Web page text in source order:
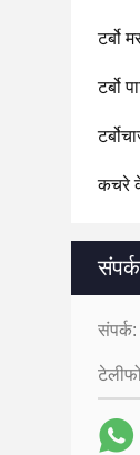
टर्बो
टर्बो
कचरे
संपर्क
संपर्क: